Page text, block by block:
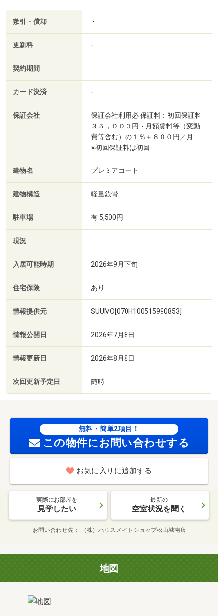
敷引・償却 -
更新料 -
契約期間
カード決済 -
保証会社
保証会社利用必 保証料：初回保証料
３５，０００円・月額賃料等（変動
費等含む）の１％＋８００円／月
※初回保証料は初回
建物名 プレミアコート
建物構造 軽量鉄骨
駐車場 有 5,500円
現況
入居可能時期 2026年9月下旬
住宅保険 あり
情報提供元 SUUMO[070H100515990853]
情報公開日 2026年7月8日
情報更新日 2026年8月8日
次回更新予定日 随時
無料・簡単2項目！
この物件にお問い合わせする
お気に入りに追加する
実際にお部屋を
見学したい
最新の
空室状況を聞く
お問い合わせ先 （株）ハウスメイトショップ松山城南店
地図